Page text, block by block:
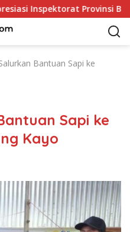
Provinsi Bengkulu
Bantuan Sapi ke
Sapi ke
Kayo